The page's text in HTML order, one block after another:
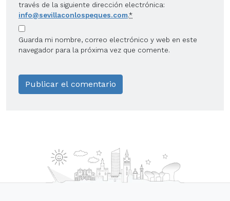
través de la siguiente dirección electrónica:
info@sevillaconlospeques.com.*
Guarda mi nombre, correo electrónico y web en este
navegador para la próxima vez que comente.